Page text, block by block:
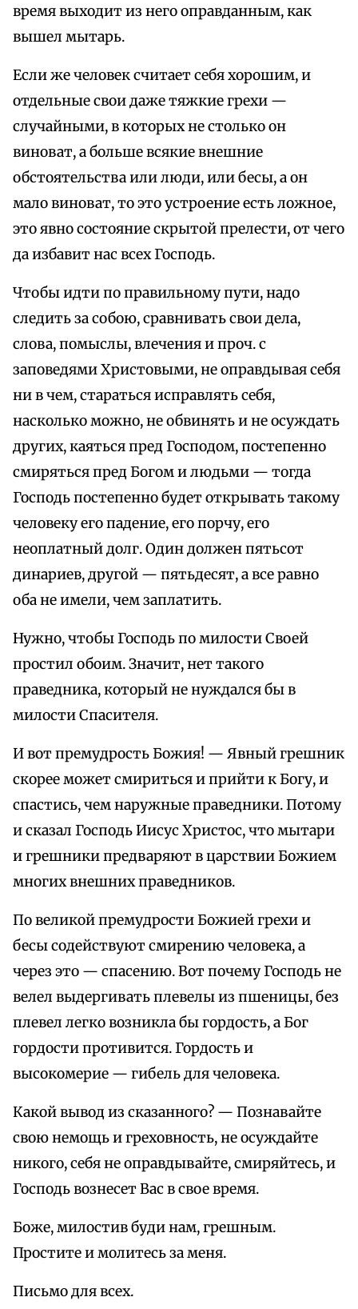
время выходит из него оправданным, как
вышел мытарь.
Если же человек считает себя хорошим, и
отдельные свои даже тяжкие грехи —
случайными, в которых не столько он
виноват, а больше всякие внешние
обстоятельства или люди, или бесы, а он
мало виноват, то это устроение есть ложное,
это явно состояние скрытой прелести, от чего
да избавит нас всех Господь.
Чтобы идти по правильному пути, надо
следить за собою, сравнивать свои дела,
слова, помыслы, влечения и проч. с
заповедями Христовыми, не оправдывая себя
ни в чем, стараться исправлять себя,
насколько можно, не обвинять и не осуждать
других, каяться пред Господом, постепенно
смиряться пред Богом и людьми — тогда
Господь постепенно будет открывать такому
человеку его падение, его порчу, его
неоплатный долг. Один должен пятьсот
динариев, другой — пятьдесят, а все равно
оба не имели, чем заплатить.
Нужно, чтобы Господь по милости Своей
простил обоим. Значит, нет такого
праведника, который не нуждался бы в
милости Спасителя.
И вот премудрость Божия! — Явный грешник
скорее может смириться и прийти к Богу, и
спастись, чем наружные праведники. Потому
и сказал Господь Иисус Христос, что мытари
и грешники предваряют в царствии Божием
многих внешних праведников.
По великой премудрости Божией грехи и
бесы содействуют смирению человека, а
через это — спасению. Вот почему Господь не
велел выдергивать плевелы из пшеницы, без
плевел легко возникла бы гордость, а Бог
гордости противится. Гордость и
высокомерие — гибель для человека.
Какой вывод из сказанного? — Познавайте
свою немощь и греховность, не осуждайте
никого, себя не оправдывайте, смиряйтесь, и
Господь вознесет Вас в свое время.
Боже, милостив буди нам, грешным.
Простите и молитесь за меня.
Письмо для всех.